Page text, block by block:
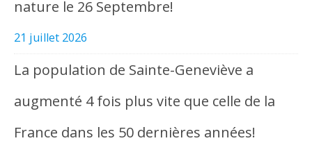
nature le 26 Septembre!
21 juillet 2026
La population de Sainte-Geneviève a
augmenté 4 fois plus vite que celle de la
France dans les 50 dernières années!